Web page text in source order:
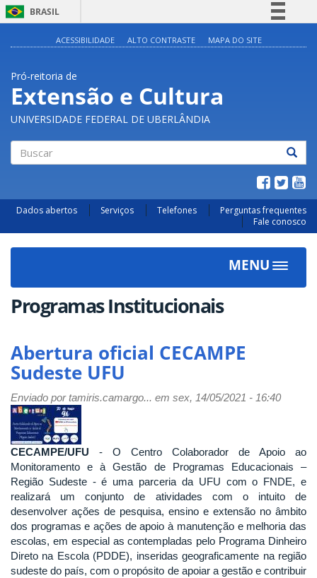
BRASIL
Acesso à informação
Legislação
Canais
ACESSIBILIDADE ALTO CONTRASTE MAPA DO SITE
Pró-reitoria de
Extensão e Cultura
UNIVERSIDADE FEDERAL DE UBERLÂNDIA
Dados abertos Serviços Telefones
Perguntas frequentes
Fale conosco
MENU
Toggle
Programas Institucionais
Abertura oficial CECAMPE
Sudeste UFU
Enviado portamiris.camargo... em sex, 14/05/2021 - 16:40
CECAMPE/UFU - O Centro Colaborador de Apoio ao
Monitoramento e à Gestão de Programas Educacionais –
Região Sudeste - é uma parceria da UFU com o FNDE, e
realizará um conjunto de atividades com o intuito de
desenvolver ações de pesquisa, ensino e extensão no âmbito
dos programas e ações de apoio à manutenção e melhoria das
escolas, em especial as contempladas pelo Programa Dinheiro
Direto na Escola (PDDE), inseridas geograficamente na região
sudeste do país, com o propósito de apoiar a gestão e contribuir